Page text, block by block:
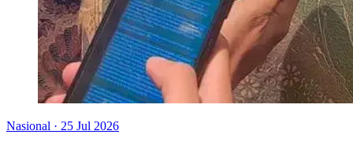
Nasional · 25 Jul 2026